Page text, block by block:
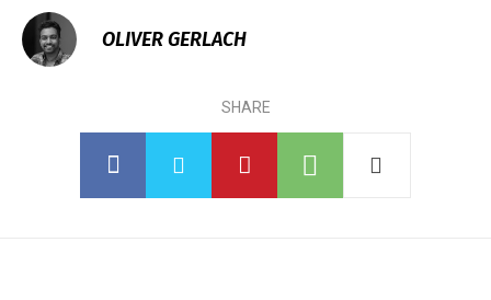
OLIVER GERLACH
SHARE